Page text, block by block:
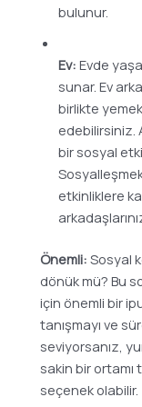
bulunur.
Ev: Evde
sunar. Ev
birlikte
edebilirsiniz.
bir sosyal
etkinliklere
Önemli: Sosyal
dönük mü? Bu
için önemli bir
tanışmayı ve
seviyorsanız,
sakin bir ortamı
seçenek olabilir.